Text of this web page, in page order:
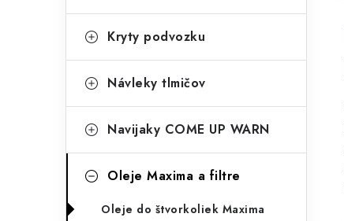
Kryty podvozku
Návleky tlmičov
Navijaky COME UP WARN
Oleje Maxima a filtre
Oleje do štvorkoliek Maxima